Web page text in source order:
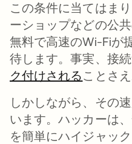
この条件に当てはま
ーショップなどの公
無料で高速のWi-Fiが
待します。事実、接
ク付けされる新しい
ことさ
しかしながら、その
います。ハッカーは
を簡単にハイジャッ